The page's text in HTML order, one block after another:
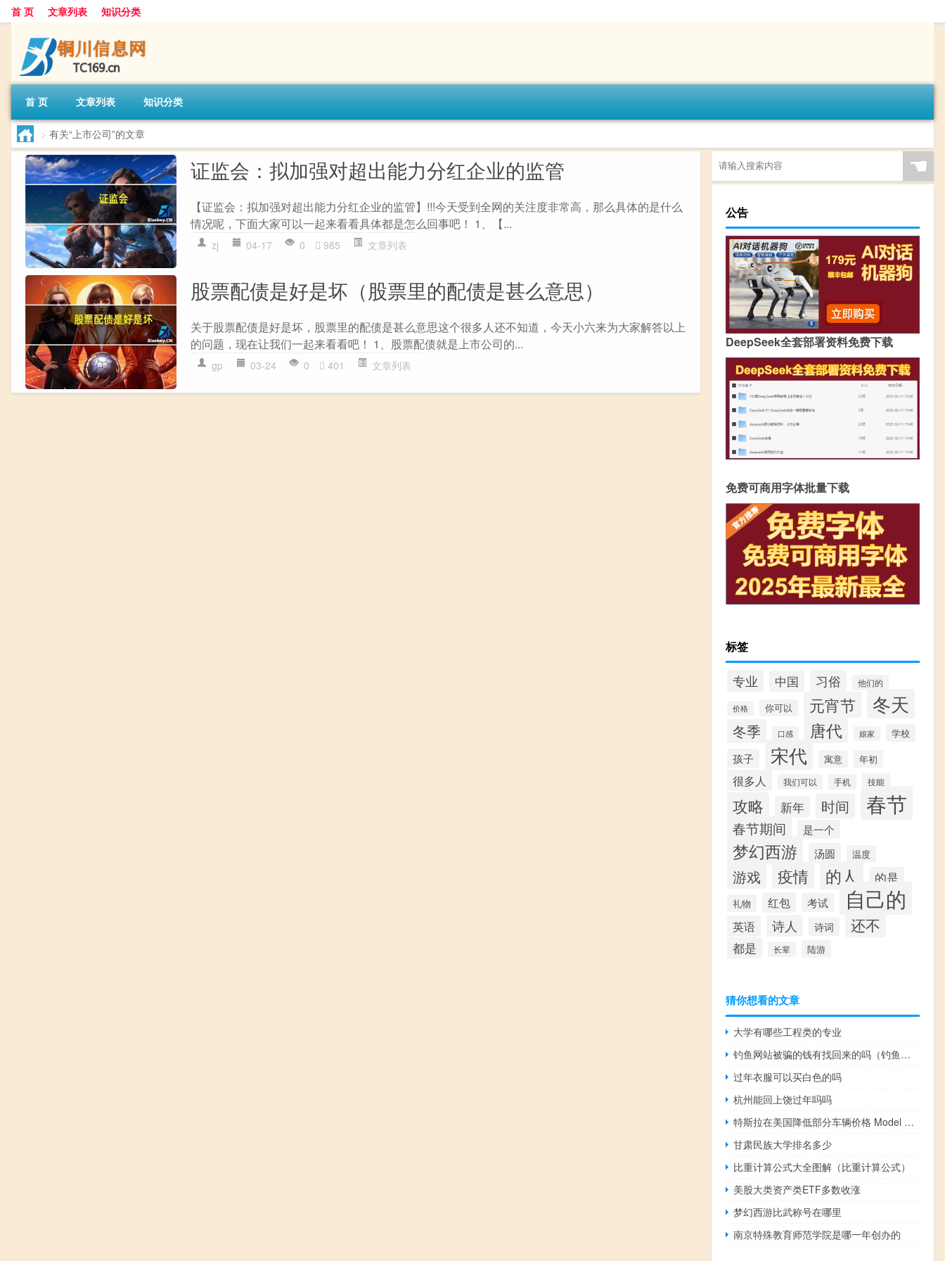
首 页 文章列表 知识分类
首 页 文章列表 知识分类
> 有关“上市公司”的文章
证监会：拟加强对超出能力分红企业的监管
【证监会：拟加强对超出能力分红企业的监管】!!!今天受到全网的关注度非常高，那么具体的是什么
情况呢，下面大家可以一起来看看具体都是怎么回事吧！ 1、【...
zj 04-17 0 985 文章列表
股票配债是好是坏（股票里的配债是甚么意思）
关于股票配债是好是坏，股票里的配债是甚么意思这个很多人还不知道，今天小六来为大家解答以上
的问题，现在让我们一起来看看吧！ 1、股票配债就是上市公司的...
gp 03-24 0 401 文章列表
☚
公告
DeepSeek全套部署资料免费下载
免费可商用字体批量下载
标签
专业 中国 习俗 他们的
价格 你可以 元宵节 冬天
冬季 口感 唐代 娘家 学校
孩子 宋代 寓意 年初
很多人 我们可以 手机 技能
攻略 新年 时间 春节
春节期间 是一个
梦幻西游 汤圆 温度
游戏 疫情 的人 的是
礼物 红包 考试 自己的
英语 诗人 诗词 还不
都是 长辈 陆游
猜你想看的文章
大学有哪些工程类的专业
钓鱼网站被骗的钱有找回来的吗（钓鱼网站是什么）
过年衣服可以买白色的吗
杭州能回上饶过年吗吗
特斯拉在美国降低部分车辆价格 Model 3售价降至38,990美元
甘肃民族大学排名多少
比重计算公式大全图解（比重计算公式）
美股大类资产类ETF多数收涨
梦幻西游比武称号在哪里
南京特殊教育师范学院是哪一年创办的